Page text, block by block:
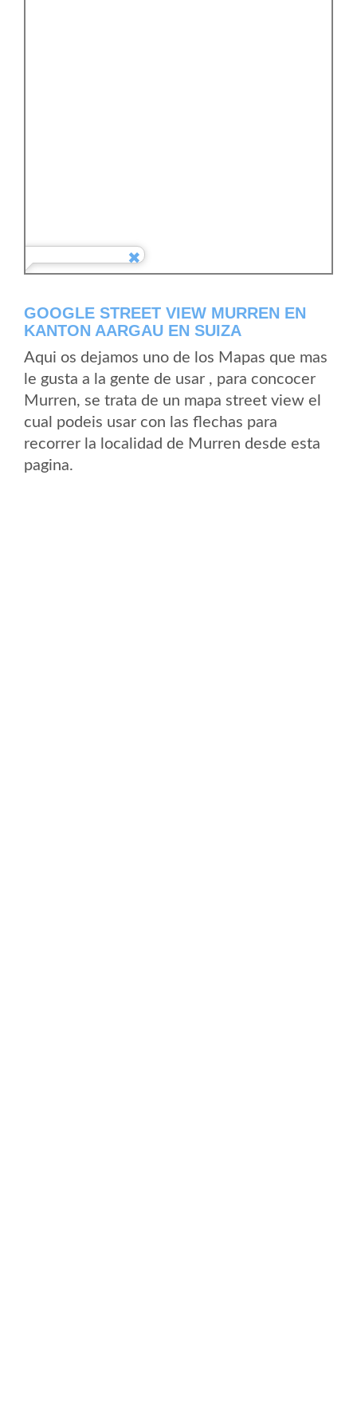
GOOGLE STREET VIEW MURREN EN
KANTON AARGAU EN SUIZA
Aqui os dejamos uno de los Mapas que mas
le gusta a la gente de usar , para concocer
Murren, se trata de un mapa street view el
cual podeis usar con las flechas para
recorrer la localidad de Murren desde esta
pagina.